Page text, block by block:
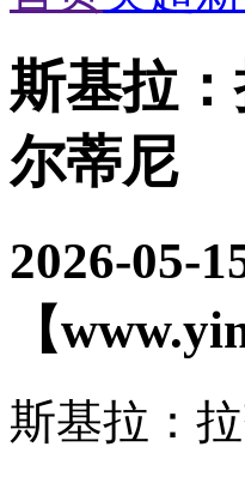
斯基拉
尔蒂尼
2026-05-
【
斯基拉：